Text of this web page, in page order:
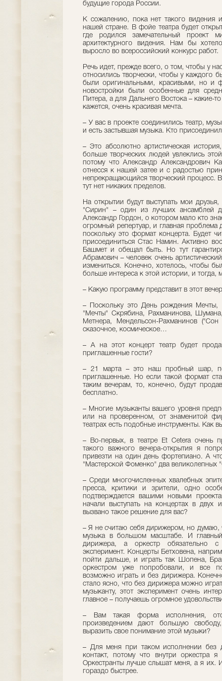
будущие города России.
К сожалению, пока нет такого видения
нашей стране. В фойе театра будет
где родился замечательный проект
архитектурного видения. Нам бы
выросло во всероссийский конкурс работ.
Речь идет, прежде всего, о том, чтобы у
относились творчески, чтобы у каждого
были оригинальными, красивыми, но и
новостройки были особенные для
Питера, а для Дальнего Востока – какие-
кажется, очень красивая мечта.
– У вас в проекте соединились театр,
и есть застывшая музыка. Кто
– Это абсолютно артистическая
больше творческих людей увлеклись
потому что Александр Александрович
отнесся к нашей затее и с радостью
непрекращающийся творческий процесс.
тут нет никаких пределов.
На открытии будут выступать мои
"Сирин" – один из лучших ансамблей
Александр Гордон, о котором мало кто
огромный репертуар, и главная проблема
поскольку это формат концерта. Будет
присоединиться Стас Намин. Активно
Башмет и обещал быть. Но тут
Абрамович – человек очень
измениться. Конечно, хотелось, чтобы
больше интереса к этой истории, и тогда,
– Какую программу представит в этот
– Поскольку это День рождения Мечты,
"Мечты" Скрябина, Рахманинова,
Метнера, Мендельсон-Рахманинов
сказочное, космическое…
– А на этот концерт театр будет
приглашенные гости?
– 21 марта – это наш пробный шар,
приглашенные. Но если такой формат
таким вечерам, то, конечно, будут
бесплатно.
– Многие музыканты вашего уровня
или на проверенном, от знаменитой
театрах есть подобные инструменты. Как
– Во-первых, в театре Et Cetera очень
такого важного вечера-открытия я
привезти на один день фортепиано. А
"Мастерской Фоменко" два великолепных
– Среди многочисленных хвалебных
пресса, критики и зрители, одно
подтверждается вашими новыми
начали выступать на концертах в двух
вызвано такое решение для вас?
– Я не считаю себя дирижером, но думаю,
музыка в большом масштабе. И
дирижера, а оркестр обязательно
эксперимент. Концерты Бетховена,
пойти дальше, и играть так Шопена,
оркестром уже попробовали, и все
возможно играть и без дирижера.
стало ясно, что без дирижера можно
музыканту, этот эксперимент очень
главное – получаешь огромное
– Вам такая форма исполнения,
произведением дают большую
выразить свое понимание этой музыки?
– Для меня при таком исполнении без
контакт, потому что внутри оркестра
Оркестранты лучше слышат меня, а я их.
гораздо быстрее.